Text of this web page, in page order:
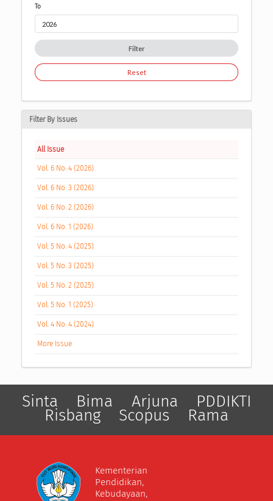
To
Filter
Reset
Filter By Issues
All Issue
Vol. 6 No. 4 (2026)
Vol. 6 No. 3 (2026)
Vol. 6 No. 2 (2026)
Vol. 6 No. 1 (2026)
Vol. 5 No. 4 (2025)
Vol. 5 No. 3 (2025)
Vol. 5 No. 2 (2025)
Vol. 5 No. 1 (2025)
Vol. 4 No. 4 (2024)
More Issue
Sinta Bima Arjuna PDDIKTI
Risbang Scopus Rama
Kementerian
Pendidikan,
Kebudayaan,